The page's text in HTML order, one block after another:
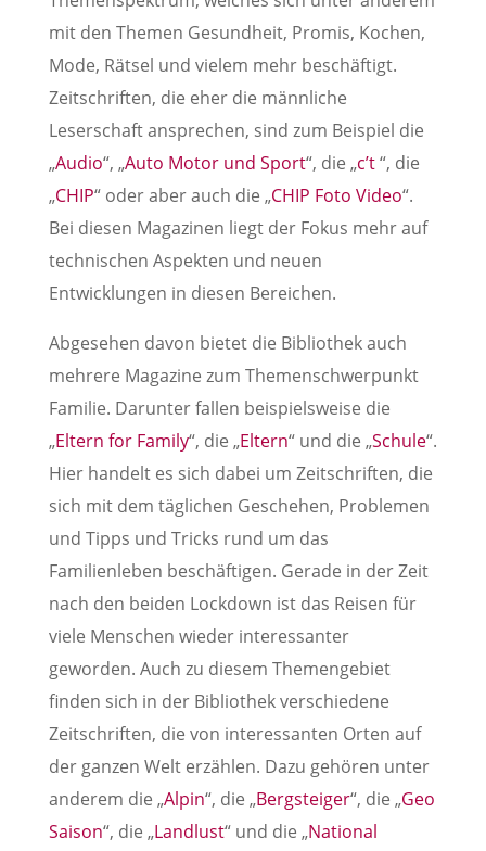
mit den Themen Gesundheit, Promis, Kochen,
Mode, Rätsel und vielem mehr beschäftigt.
Zeitschriften, die eher die männliche
Leserschaft ansprechen, sind zum Beispiel die
„Audio“, „Auto Motor und Sport“, die „c’t“, die
„CHIP“ oder aber auch die „CHIP Foto Video“.
Bei diesen Magazinen liegt der Fokus mehr auf
technischen Aspekten und neuen
Entwicklungen in diesen Bereichen.
Abgesehen davon bietet die Bibliothek auch
mehrere Magazine zum Themenschwerpunkt
Familie. Darunter fallen beispielsweise die
„Eltern for Family“, die „Eltern“ und die „Schule“.
Hier handelt es sich dabei um Zeitschriften, die
sich mit dem täglichen Geschehen, Problemen
und Tipps und Tricks rund um das
Familienleben beschäftigen. Gerade in der Zeit
nach den beiden Lockdown ist das Reisen für
viele Menschen wieder interessanter
geworden. Auch zu diesem Themengebiet
finden sich in der Bibliothek verschiedene
Zeitschriften, die von interessanten Orten auf
der ganzen Welt erzählen. Dazu gehören unter
anderem die „Alpin“, die „Bergsteiger“, die „Geo
Saison“, die „Landlust“ und die „National